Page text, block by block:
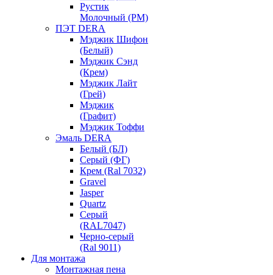
Рустик
Молочный (РМ)
ПЭТ DERA
Мэджик Шифон
(Белый)
Мэджик Сэнд
(Крем)
Мэджик Лайт
(Грей)
Мэджик
(Графит)
Мэджик Тоффи
Эмаль DERA
Белый (БЛ)
Серый (ФГ)
Крем (Ral 7032)
Gravel
Jasper
Quartz
Серый
(RAL7047)
Черно-серый
(Ral 9011)
Для монтажа
Монтажная пена